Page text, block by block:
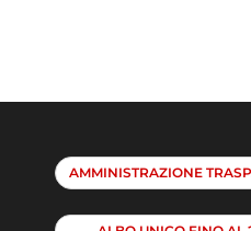
AMMINISTRAZIONE